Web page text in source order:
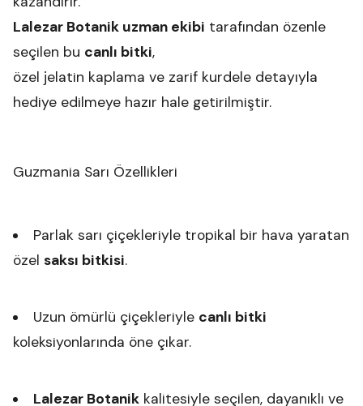
Lalezar Botanik uzman ekibi tarafından özenle
seçilen bu canlı bitki,
özel jelatin kaplama ve zarif kurdele detayıyla
hediye edilmeye hazır hale getirilmiştir.
Guzmania Sarı Özellikleri
Parlak sarı çiçekleriyle tropikal bir hava yaratan
özel saksı bitkisi.
Uzun ömürlü çiçekleriyle canlı bitki
koleksiyonlarında öne çıkar.
Lalezar Botanikkalitesiyle seçilen, dayanıklı ve